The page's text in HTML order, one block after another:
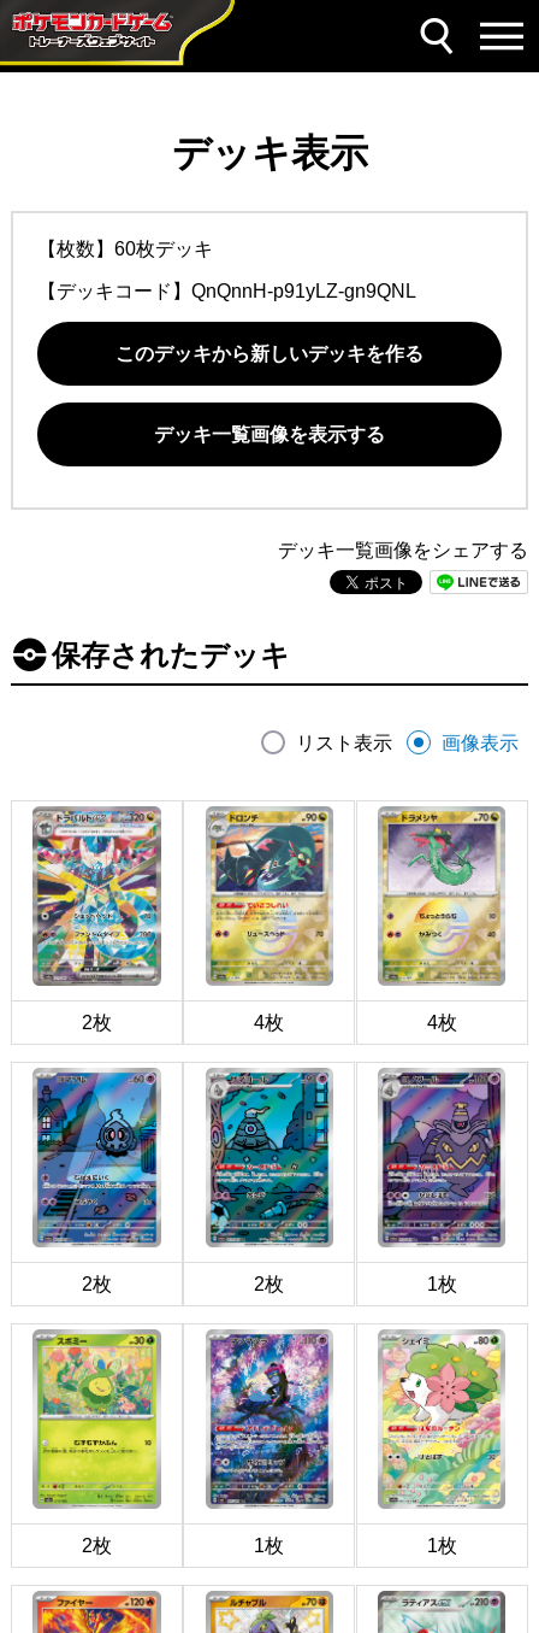
デッキ表示
【枚数】60枚デッキ
【デッキコード】 QnQnnH-p91yLZ-gn9QNL
このデッキから新しいデッキを作る
デッキ一覧画像を表示する
デッキ一覧画像をシェアする
保存されたデッキ
リスト表示 画像表示
2枚 4枚 4枚
2枚 2枚 1枚
2枚 1枚 1枚